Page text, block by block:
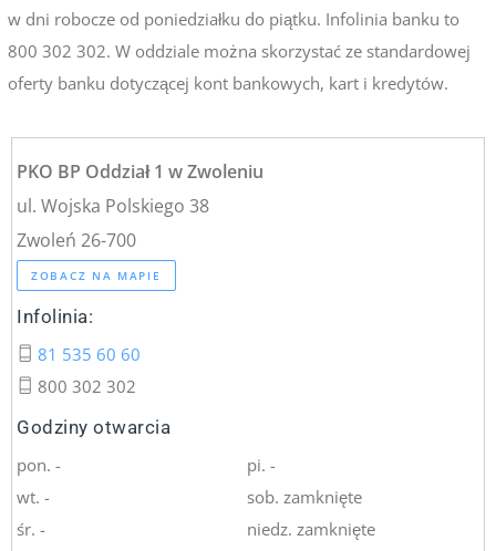
w dni robocze od poniedziałku do piątku. Infolinia banku to
800 302 302. W oddziale można skorzystać ze standardowej
oferty banku dotyczącej kont bankowych, kart i kredytów.
PKO BP Oddział 1 w Zwoleniu
ul. Wojska Polskiego 38
Zwoleń 26-700
ZOBACZ NA MAPIE
Infolinia:
81 535 60 60
800 302 302
Godziny otwarcia
pon. -
wt. -
śr. -
pi. -
sob. zamknięte
niedz. zamknięte